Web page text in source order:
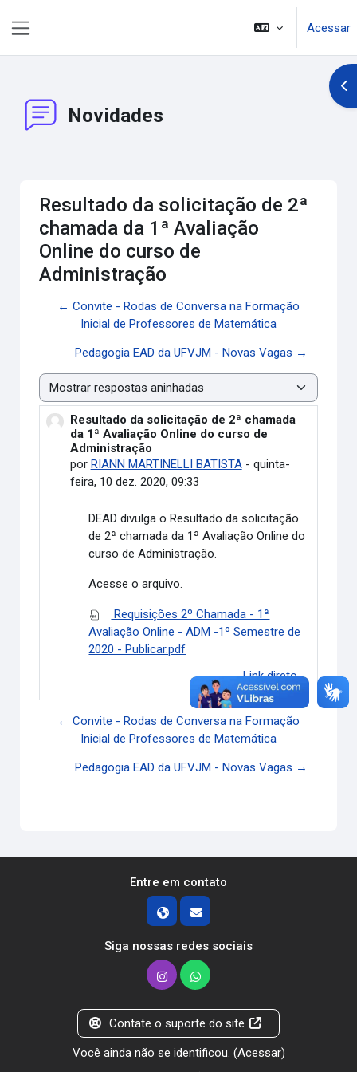
Acessar
Novidades
Resultado da solicitação de 2ª
chamada da 1ª Avaliação
Online do curso de
Administração
← Convite - Rodas de Conversa na Formação
Inicial de Professores de Matemática
Pedagogia EAD da UFVJM - Novas Vagas →
Modo de visualização
Resultado da solicitação de 2ª chamada
da 1ª Avaliação Online do curso de
Administração
por RIANN MARTINELLI BATISTA- quinta-
feira, 10 dez. 2020, 09:33
Número de respostas: 0
DEAD divulga oResultado da solicitação
de 2ª chamada da 1ª Avaliação Online do
curso de Administração.
Acesse o arquivo.
Requisições 2º Chamada - 1ª
Avaliação Online - ADM -1º Semestre de
2020 - Publicar.pdf
Link direto
← Convite - Rodas de Conversa na Formação
Inicial de Professores de Matemática
Pedagogia EAD da UFVJM - Novas Vagas →
Entre em contato
Siga nossas redes sociais
Contate o suporte do site
Você ainda não se identificou. (Acessar)